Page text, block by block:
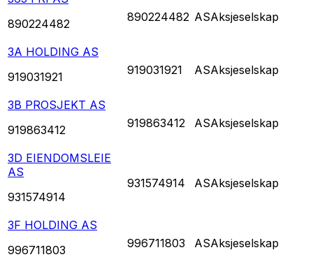
890224482
890224482 ASAksjeselskap
3A HOLDING AS
919031921
919031921 ASAksjeselskap
3B PROSJEKT AS
919863412
919863412 ASAksjeselskap
3D EIENDOMSLEIE
AS
931574914
931574914 ASAksjeselskap
3F HOLDING AS
996711803
996711803 ASAksjeselskap